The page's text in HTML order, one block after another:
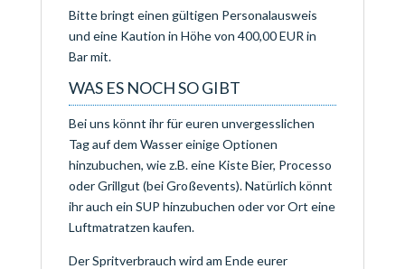
Bitte bringt einen gültigen Personalausweis
und eine Kaution in Höhe von 400,00 EUR in
Bar mit.
WAS ES NOCH SO GIBT
Bei uns könnt ihr für euren unvergesslichen
Tag auf dem Wasser einige Optionen
hinzubuchen, wie z.B. eine Kiste Bier, Processo
oder Grillgut (bei Großevents). Natürlich könnt
ihr auch ein SUP hinzubuchen oder vor Ort eine
Luftmatratzen kaufen.
Der Spritverbrauch wird am Ende eurer